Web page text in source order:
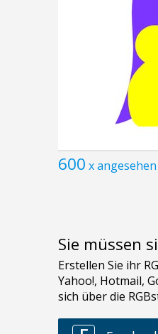
600 x angesehen
Sie müssen